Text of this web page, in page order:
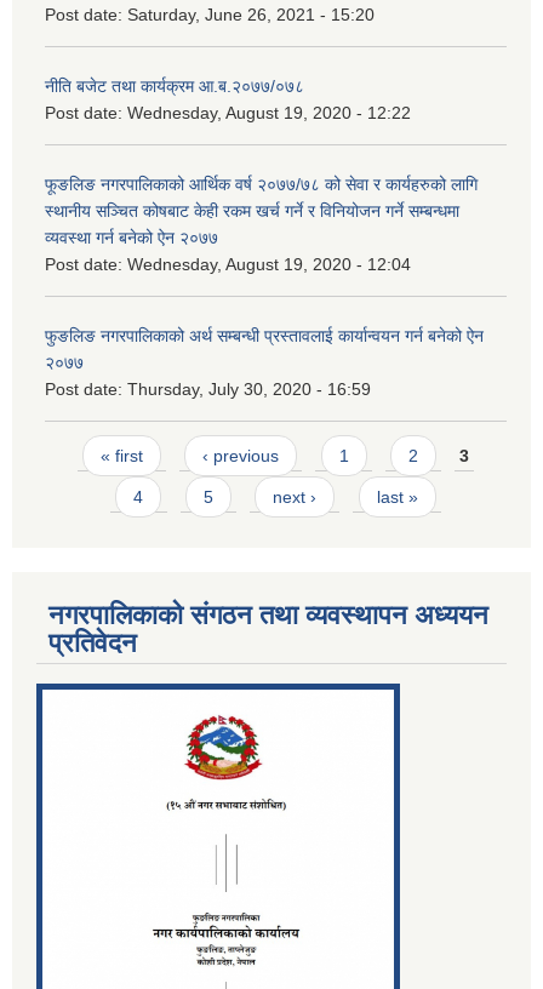
Post date: Saturday, June 26, 2021 - 15:20
नीति बजेट तथा कार्यक्रम आ.ब.२०७७/०७८
Post date: Wednesday, August 19, 2020 - 12:22
फूङलिङ नगरपालिकाको आर्थिक वर्ष २०७७/७८ को सेवा र कार्यहरुको लागि
स्थानीय सञ्चित कोषबाट केही रकम खर्च गर्ने र विनियोजन गर्ने सम्बन्धमा
व्यवस्था गर्न बनेको ऐन २०७७
Post date: Wednesday, August 19, 2020 - 12:04
फुङलिङ नगरपालिकाको अर्थ सम्बन्धी प्रस्तावलाई कार्यान्वयन गर्न बनेको ऐन
२०७७
Post date: Thursday, July 30, 2020 - 16:59
Pages
« first ‹ previous 1 2 3
4 5 next › last »
नगरपालिकाको संगठन तथा व्यवस्थापन अध्ययन
प्रतिवेदन